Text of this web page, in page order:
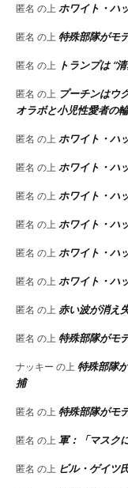
匿名 の上 ホワイト・ハ
匿名 の上 特殊部隊がモ
匿名 の上 トランプは “
匿名 の上 プーチンはウ
オラボと小児性愛者の
匿名 の上 ホワイト・ハ
匿名 の上 ホワイト・ハ
匿名 の上 ホワイト・ハ
匿名 の上 ホワイト・ハ
匿名 の上 ホワイト・ハ
匿名 の上 ホワイト・ハ
匿名 の上 赤い波が消え
匿名 の上 特殊部隊がモ
ナッキー の上 特殊部隊
捕
匿名 の上 特殊部隊がモ
匿名 の上 軍：「マスク
匿名 の上 ビル・ゲイツ